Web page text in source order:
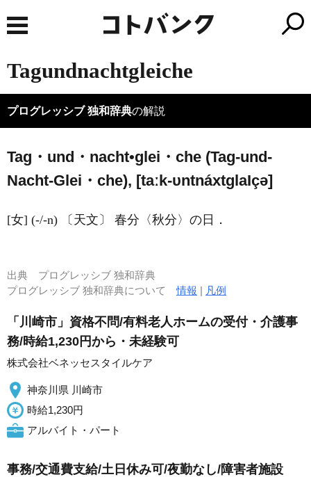
Tagundnachtgleiche
プログレッシブ 独和辞典の解説
Tag・und・nacht•glei・che (Tag-und-
Nacht-Glei・che), [taːk-υntnáxtɡlaIçə]
[女] (-/-n) 〔天文〕 春分〈秋分〉の日．
出典 プログレッシブ 独和辞典
プログレッシブ 独和辞典について情報 | 凡例
「川崎市」資格不問/有料老人ホームの受付・介護事
務/時給1,230円から・未経験可
株式会社ベネッセスタイルケア
神奈川県 川崎市
時給1,230円
アルバイト・パート
事務/交通費支給/土日休み可/夜勤なし/障害者施設